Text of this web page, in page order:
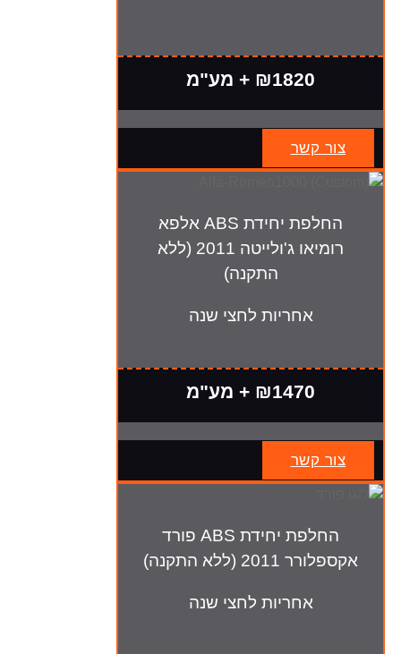
₪1820 + מע"מ
צור קשר
החלפת יחידת ABS אלפא
רומיאו ג'ולייטה 2011 (ללא
התקנה)
אחריות לחצי שנה
₪1470 + מע"מ
צור קשר
החלפת יחידת ABS פורד
אקספלורר 2011 (ללא התקנה)
אחריות לחצי שנה